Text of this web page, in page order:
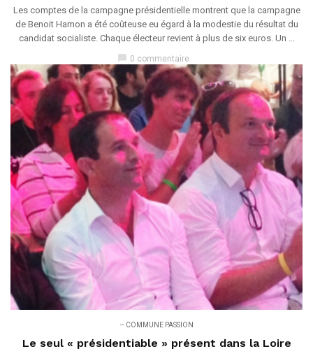
Les comptes de la campagne présidentielle montrent que la campagne
de Benoit Hamon a été coûteuse eu égard à la modestie du résultat du
candidat socialiste. Chaque électeur revient à plus de six euros. Un ...
chat_bubble 0 commentaire
-- COMMUNE PASSION
Le seul « présidentiable » présent dans la Loire